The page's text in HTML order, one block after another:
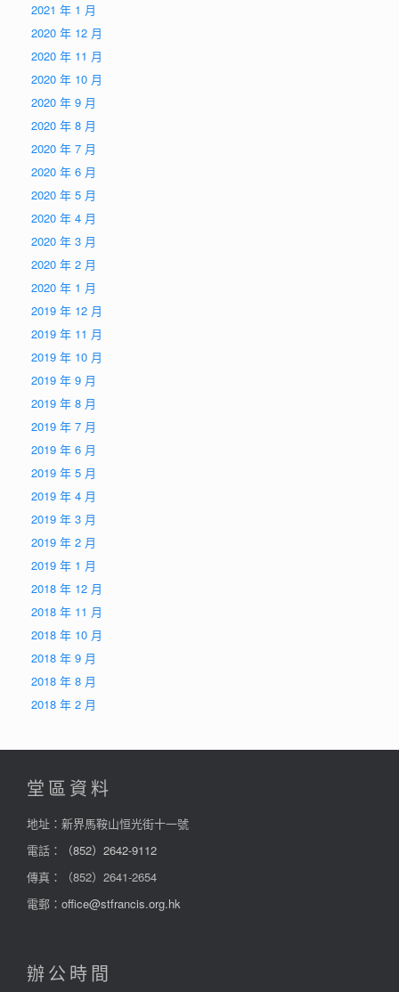
2021 年 1 月
2020 年 12 月
2020 年 11 月
2020 年 10 月
2020 年 9 月
2020 年 8 月
2020 年 7 月
2020 年 6 月
2020 年 5 月
2020 年 4 月
2020 年 3 月
2020 年 2 月
2020 年 1 月
2019 年 12 月
2019 年 11 月
2019 年 10 月
2019 年 9 月
2019 年 8 月
2019 年 7 月
2019 年 6 月
2019 年 5 月
2019 年 4 月
2019 年 3 月
2019 年 2 月
2019 年 1 月
2018 年 12 月
2018 年 11 月
2018 年 10 月
2018 年 9 月
2018 年 8 月
2018 年 2 月
堂區資料
地址：新界馬鞍山恒光街十一號
電話：
（852）2642-9112
傳真：（852）2641-2654
電郵： office@stfrancis.org.hk
辦公時間